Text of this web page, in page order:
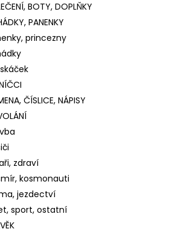
BOTY, DOPLŇKY
PANENKY
princezny
ČÍSLICE, NÁPISY
zdraví
kosmonauti
jezdectví
sport, ostatní